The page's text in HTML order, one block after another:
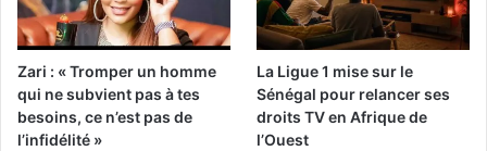
Zari : « Tromper un homme
qui ne subvient pas à tes
besoins, ce n’est pas de
l’infidélité »
La Ligue 1 mise sur le
Sénégal pour relancer ses
droits TV en Afrique de
l’Ouest